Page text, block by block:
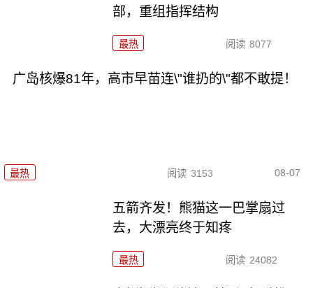
部，重组指挥结构
最热 阅读 8077
广岛核爆81年，高市早苗连\"谁扔的\"都不敢提！
最热 阅读 3153 08-07
五箭齐发！熊猫这一巴掌扇过
去，大漂亮终于知疼
最热 阅读 24082